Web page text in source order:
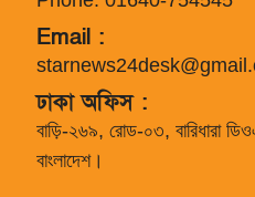
Email :
ঢাকা অফিস :
বাড়ি-২৬৯, রোড-০৩, বারিধারা
বাংলাদেশ।